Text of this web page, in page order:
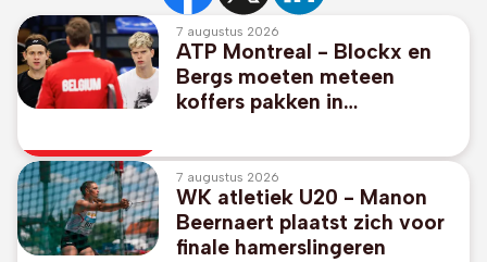
7 augustus 2026
ATP Montreal - Blockx en
Bergs moeten meteen
koffers pakken in
7 augustus 2026
WK atletiek U20 - Manon
Beernaert plaatst zich voor
finale hamerslingeren